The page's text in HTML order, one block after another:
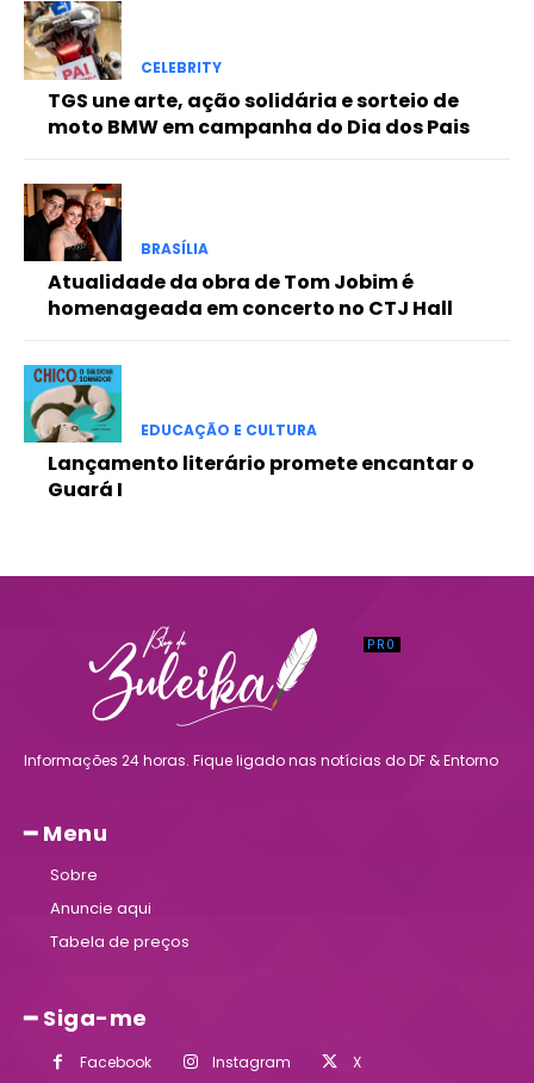
Full member access:
Etiam est nibh, lobortis sit
Praesent euismod ac
Ut mollis pellentesque tortor
Donec quis est ac felis
Orci varius natoque dolor
CELEBRITY
TGS une arte, ação solidária e sorteio de
moto BMW em campanha do Dia dos Pais
BRASÍLIA
Atualidade da obra de Tom Jobim é
homenageada em concerto no CTJ Hall
EDUCAÇÃO E CULTURA
Lançamento literário promete encantar o
Guará I
Informações 24 horas. Fique ligado nas notícias do DF & Entorno
━ Menu
Sobre
Anuncie aqui
Tabela de preços
━ Siga-me
Facebook Instagram X